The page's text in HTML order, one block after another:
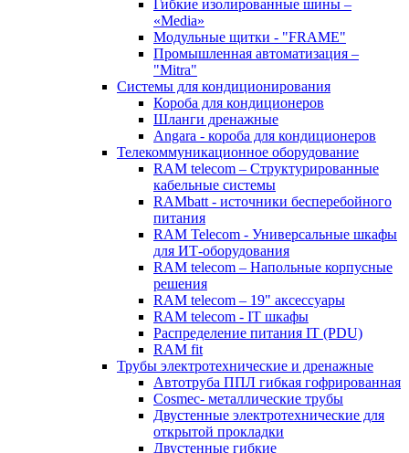
Гибкие изолированные шины –
«Media»
Модульные щитки - "FRAME"
Промышленная автоматизация –
"Mitra"
Системы для кондиционирования
Короба для кондиционеров
Шланги дренажные
Angara - короба для кондиционеров
Телекоммуникационное оборудование
RAM telecom – Структурированные
кабельные системы
RAMbatt - источники бесперебойного
питания
RAM Telecom - Универсальные шкафы
для ИТ-оборудования
RAM telecom – Напольные корпусные
решения
RAM telecom – 19" аксессуары
RAM telecom - IT шкафы
Распределение питания IT (PDU)
RAM fit
Трубы электротехнические и дренажные
Автотруба ППЛ гибкая гофрированная
Cosmec- металлические трубы
Двустенные электротехнические для
открытой прокладки
Двустенные гибкие